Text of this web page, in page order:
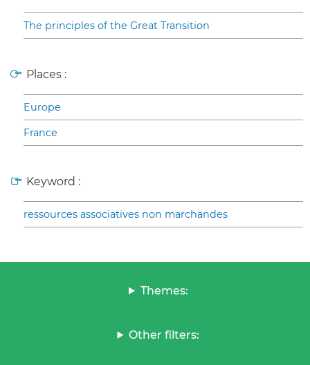
The principles of the Great Transition
Places :
Europe
France
Keyword :
ressources associatives non marchandes
Themes:
Other filters: